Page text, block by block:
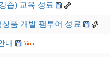
습) 교육 성료
품 개발 팸투어 성료
내